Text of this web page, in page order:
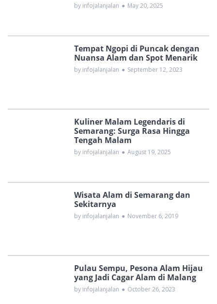
by infojalanjalan ● May 20, 2025
Tempat Ngopi di Puncak dengan
Nuansa Alam dan Spot Menarik
by infojalanjalan ● September 12, 2023
Kuliner Malam Legendaris di
Semarang: Surga Rasa Hingga
Tengah Malam
by infojalanjalan ● August 19, 2025
Wisata Alam di Semarang dan
Sekitarnya
by infojalanjalan ● November 6, 2019
Pulau Sempu, Pesona Alam Hijau
yang Jadi Cagar Alam di Malang
by infojalanjalan ● October 26, 2023